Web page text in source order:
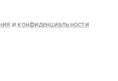
и конфиденциальности